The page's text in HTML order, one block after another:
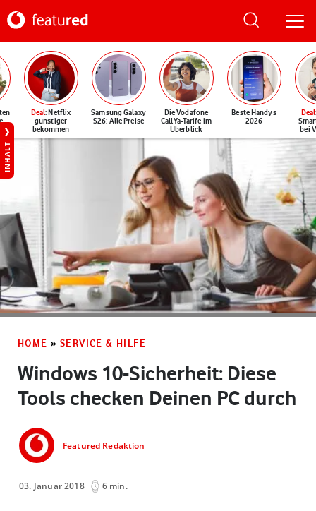
Deal: Netflix
günstiger
bekommen
Samsung Galaxy
S26: Alle Preise
Die Vodafone
CallYa-Tarife im
Überblick
Beste Handys
2026
Deal
bei
INHALT
HOME » SERVICE & HILFE
Windows 10-Sicherheit: Diese
Tools checken Deinen PC durch
Featured Redaktion
03. Januar 2018 6 min.